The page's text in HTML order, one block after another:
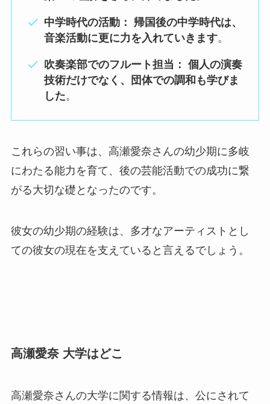
中学時代の活動： 帰国後の中学時代は、
音楽活動に更に力を入れていきます。
吹奏楽部でのフルート担当： 個人の演奏
技術だけでなく、団体での調和も学びま
した。
これらの習い事は、高瀬愛奈さんの幼少期に多岐
にわたる能力を育て、後の芸能活動での成功に繋
がる大切な礎となったのです。
彼女の幼少期の経験は、多才なアーティストとし
ての彼女の現在を支えていると言えるでしょう。
高瀬愛奈 大学はどこ
高瀬愛奈さんの大学に関する情報は、公にされて